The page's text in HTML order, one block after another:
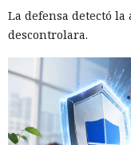
La defensa detectó
descontrolara.